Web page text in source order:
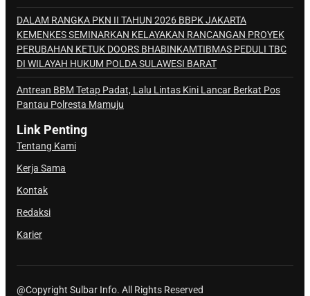
DALAM RANGKA PKN II TAHUN 2026 BBPK JAKARTA
KEMENKES SEMINARKAN KELAYAKAN RANCANGAN PROYEK
PERUBAHAN KETUK DOORS BHABINKAMTIBMAS PEDULI TBC
DI WILAYAH HUKUM POLDA SULAWESI BARAT
Antrean BBM Tetap Padat, Lalu Lintas Kini Lancar Berkat Pos
Pantau Polresta Mamuju
Link Penting
Tentang Kami
Kerja Sama
Kontak
Redaksi
Karier
@Copyright Sulbar Info. All Rights Reserved